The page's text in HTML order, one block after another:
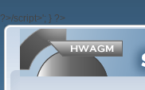
?>/script>'; } ?>